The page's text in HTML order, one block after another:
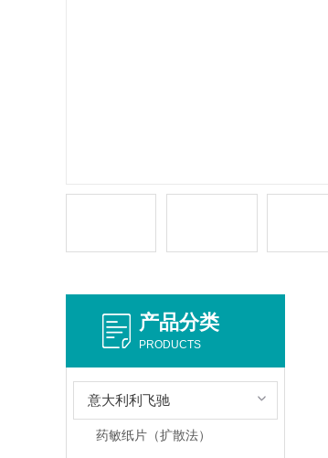
产品分类
PRODUCTS
意大利利飞驰
药敏纸片（扩散法）